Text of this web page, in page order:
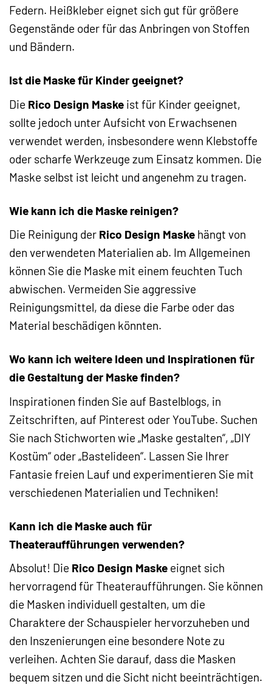
Federn. Heißkleber eignet sich gut für größere
Gegenstände oder für das Anbringen von Stoffen
und Bändern.
Ist die Maske für Kinder geeignet?
Die Rico Design Maske ist für Kinder geeignet,
sollte jedoch unter Aufsicht von Erwachsenen
verwendet werden, insbesondere wenn Klebstoffe
oder scharfe Werkzeuge zum Einsatz kommen. Die
Maske selbst ist leicht und angenehm zu tragen.
Wie kann ich die Maske reinigen?
Die Reinigung der Rico Design Maske hängt von
den verwendeten Materialien ab. Im Allgemeinen
können Sie die Maske mit einem feuchten Tuch
abwischen. Vermeiden Sie aggressive
Reinigungsmittel, da diese die Farbe oder das
Material beschädigen könnten.
Wo kann ich weitere Ideen und Inspirationen für
die Gestaltung der Maske finden?
Inspirationen finden Sie auf Bastelblogs, in
Zeitschriften, auf Pinterest oder YouTube. Suchen
Sie nach Stichworten wie „Maske gestalten“, „DIY
Kostüm“ oder „Bastelideen“. Lassen Sie Ihrer
Fantasie freien Lauf und experimentieren Sie mit
verschiedenen Materialien und Techniken!
Kann ich die Maske auch für
Theateraufführungen verwenden?
Absolut! Die Rico Design Maske eignet sich
hervorragend für Theateraufführungen. Sie können
die Masken individuell gestalten, um die
Charaktere der Schauspieler hervorzuheben und
den Inszenierungen eine besondere Note zu
verleihen. Achten Sie darauf, dass die Masken
bequem sitzen und die Sicht nicht beeinträchtigen.